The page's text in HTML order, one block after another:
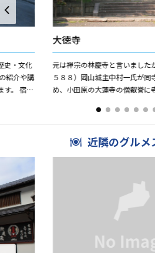
史・文化
紹介や講
す。 宿場
大徳寺
元は禅宗の林慶寺と言いました
５８８）岡山城主中村一氏が同
め、小田原の大蓮寺の僧叡誉に
層叡誉が家康の幼児の学問の先
近隣のグルメ